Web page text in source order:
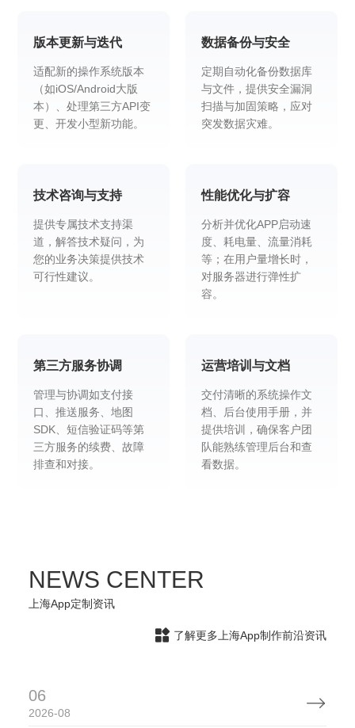
版本更新与迭代
适配新的操作系统版本
（如iOS/Android大版
本）、处理第三方API变
更、开发小型新功能。
数据备份与安全
定期自动化备份数据库
与文件，提供安全漏洞
扫描与加固策略，应对
突发数据灾难。
技术咨询与支持
提供专属技术支持渠
道，解答技术疑问，为
您的业务决策提供技术
可行性建议。
性能优化与扩容
分析并优化APP启动速
度、耗电量、流量消耗
等；在用户量增长时，
对服务器进行弹性扩
容。
第三方服务协调
管理与协调如支付接
口、推送服务、地图
SDK、短信验证码等第
三方服务的续费、故障
排查和对接。
运营培训与文档
交付清晰的系统操作文
档、后台使用手册，并
提供培训，确保客户团
队能熟练管理后台和查
看数据。
NEWS CENTER
上海App定制资讯
 了解更多上海App制作前沿资讯
06
2026-08 